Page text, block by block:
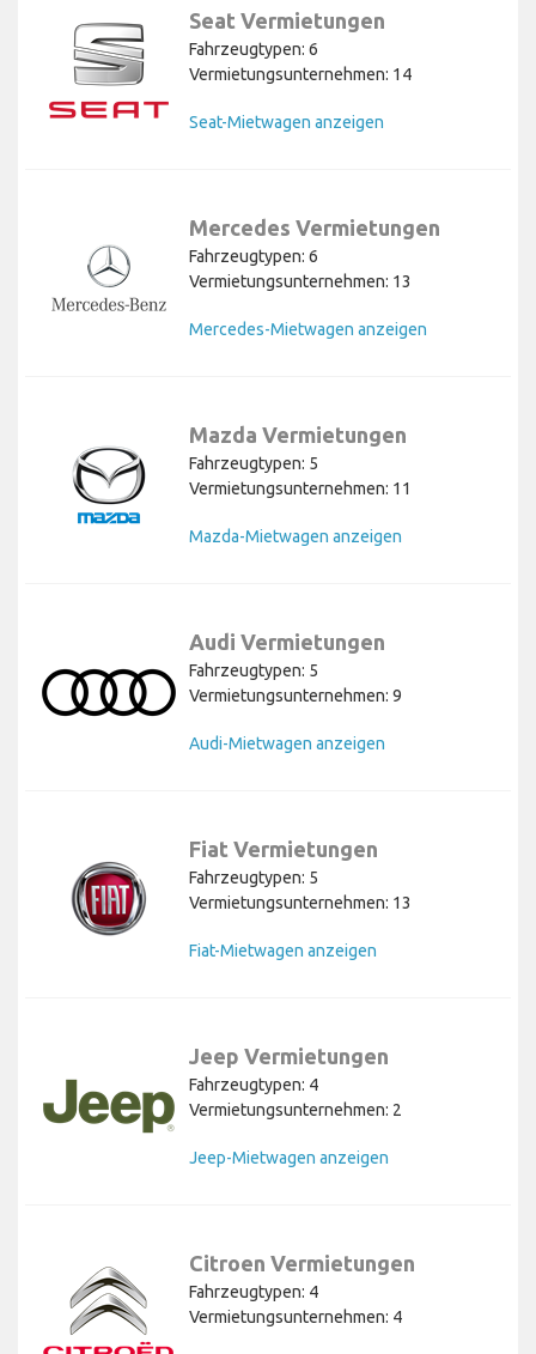
Seat Vermietungen
Fahrzeugtypen: 6
Vermietungsunternehmen: 14
Seat-Mietwagen anzeigen
Mercedes Vermietungen
Fahrzeugtypen: 6
Vermietungsunternehmen: 13
Mercedes-Mietwagen anzeigen
Mazda Vermietungen
Fahrzeugtypen: 5
Vermietungsunternehmen: 11
Mazda-Mietwagen anzeigen
Audi Vermietungen
Fahrzeugtypen: 5
Vermietungsunternehmen: 9
Audi-Mietwagen anzeigen
Fiat Vermietungen
Fahrzeugtypen: 5
Vermietungsunternehmen: 13
Fiat-Mietwagen anzeigen
Jeep Vermietungen
Fahrzeugtypen: 4
Vermietungsunternehmen: 2
Jeep-Mietwagen anzeigen
Citroen Vermietungen
Fahrzeugtypen: 4
Vermietungsunternehmen: 4